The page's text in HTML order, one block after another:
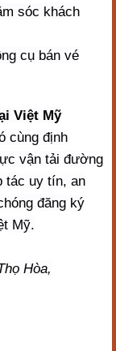
sóc khách
cụ bán vé
Việt Mỹ
cùng định
vận tải đường
tác uy tín, an
đăng ký
Mỹ.
Hòa,